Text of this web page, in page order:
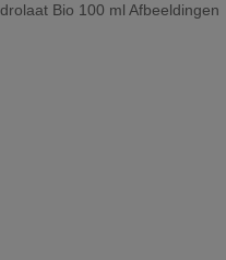
Bio 100 ml Afbeeldingen